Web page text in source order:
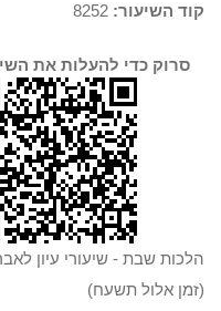
קוד השיעור:
סרוק כדי להעלות את
הלכות שבת - שיעורי עיון
(זמן אלול תשעח)